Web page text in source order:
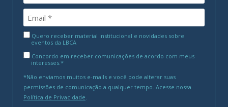
Quero receber material institucional e novidades sobre
eventos da LBCA
Concordo em receber comunicações de acordo com meus
interesses.*
*Não enviamos muitos e-mails e você pode alterar suas
permissões de comunicação a qualquer tempo. Acesse nossa
Política de Privacidade.